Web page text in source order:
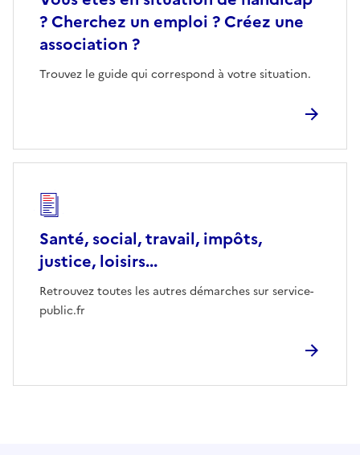
? Cherchez un emploi ? Créez une
association ?
Trouvez le guide qui correspond à votre situation.
Santé, social, travail, impôts,
justice, loisirs...
Retrouvez toutes les autres démarches sur service-
public.fr